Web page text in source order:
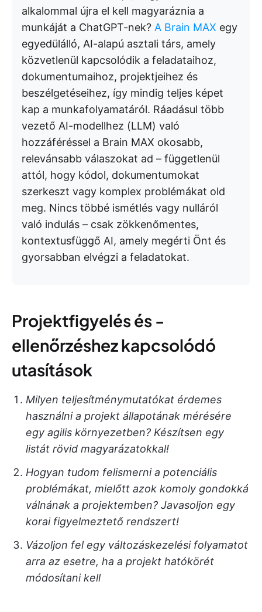
alkalommal újra el kell magyaráznia a
munkáját a ChatGPT-nek? A Brain MAX egy
egyedülálló, AI-alapú asztali társ, amely
közvetlenül kapcsolódik a feladataihoz,
dokumentumaihoz, projektjeihez és
beszélgetéseihez, így mindig teljes képet
kap a munkafolyamatáról. Ráadásul több
vezető AI-modellhez (LLM) való
hozzáféréssel a Brain MAX okosabb,
relevánsabb válaszokat ad – függetlenül
attól, hogy kódol, dokumentumokat
szerkeszt vagy komplex problémákat old
meg. Nincs többé ismétlés vagy nulláról
való indulás – csak zökkenőmentes,
kontextusfüggő AI, amely megérti Önt és
gyorsabban elvégzi a feladatokat.
Projektfigyelés és -
ellenőrzéshez kapcsolódó
utasítások
Milyen teljesítménymutatókat érdemes
használni a projekt állapotának mérésére
egy agilis környezetben? Készítsen egy
listát rövid magyarázatokkal!
Hogyan tudom felismerni a potenciális
problémákat, mielőtt azok komoly gondokká
válnának a projektemben? Javasoljon egy
korai figyelmeztető rendszert!
Vázoljon fel egy változáskezelési folyamatot
arra az esetre, ha a projekt hatókörét
módosítani kell